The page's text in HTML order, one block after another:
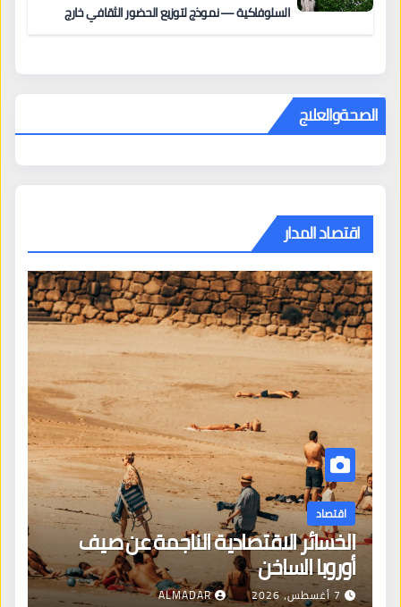
السلوفاكية — نموذج لتوزيع الحضور الثقافي خارج
الصحةوالعلاج
اقتصاد المدار
اقتصاد
الخسائر الاقتصادية الناجمة عن صيف
أوروبا الساخن
7 أغسطس، 2026 ALMADAR